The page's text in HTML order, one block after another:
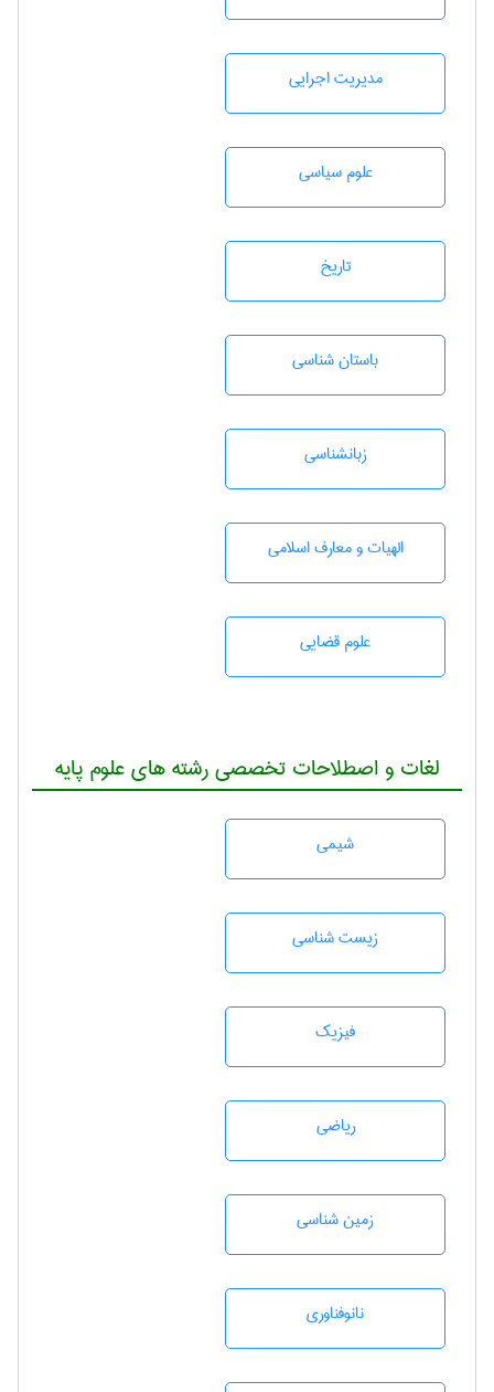
مديريت اجرايی
علوم سياسی
تاريخ
باستان شناسی
زبانشناسی
الهیات و معارف اسلامی
علوم قضایی
لغات و اصطلاحات تخصصی رشته های علوم پایه
شيمی
زيست شناسی
فیزیک
رياضی
زمين شناسی
نانوفناوری